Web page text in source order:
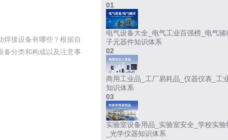
焊接设备有哪些？根据自
备分类和构成以及注意事
01
电气设备大全_电气工业百强榜_电气
子元器件知识体系
02
商用工业品_工厂易耗品_仪器仪表_工
知识体系
03
实验室设备用品_实验室安全_学校实
_光学仪器知识体系